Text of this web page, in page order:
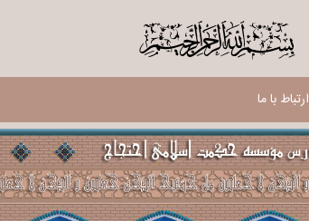
$
ارتباط با ما